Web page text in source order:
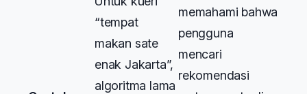
“tempat
makan sate
enak Jakarta”,
algoritma lama
memahami bahwa
pengguna
mencari
rekomendasi